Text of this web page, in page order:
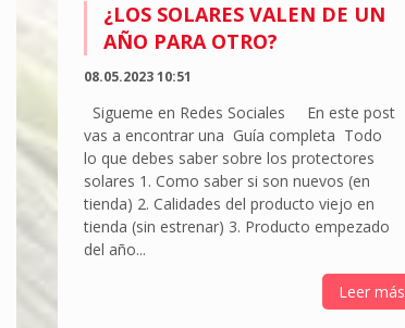
¿LOS SOLARES VALEN DE UN
AÑO PARA OTRO?
08.05.2023 10:51
Sigueme en Redes Sociales En este post
vas a encontrar una Guía completa Todo
lo que debes saber sobre los protectores
solares 1. Como saber si son nuevos (en
tienda) 2. Calidades del producto viejo en
tienda (sin estrenar) 3. Producto empezado
del año...
Leer más